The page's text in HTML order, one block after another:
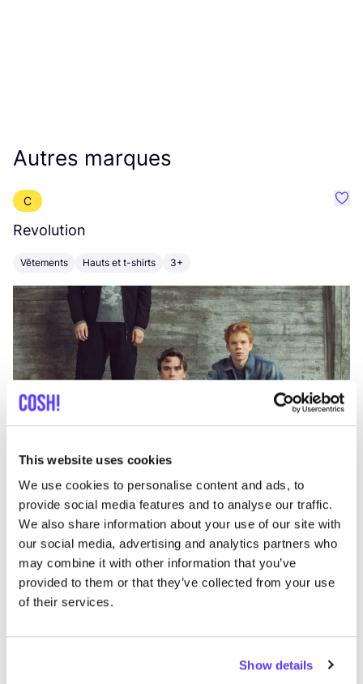
This website uses cookies
We use cookies to personalise content and ads, to
provide social media features and to analyse our traffic.
We also share information about your use of our site with
our social media, advertising and analytics partners who
may combine it with other information that you’ve
provided to them or that they’ve collected from your use
of their services.
Show details
Autres marques
C
Revolution
Vêtements Hauts et t-shirts 3+